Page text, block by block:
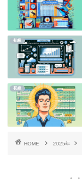
初級
初級
HOME 2025年